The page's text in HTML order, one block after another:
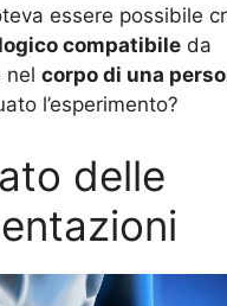
essere possibile
compatibile da
nel corpo di una
l’esperimento?
delle